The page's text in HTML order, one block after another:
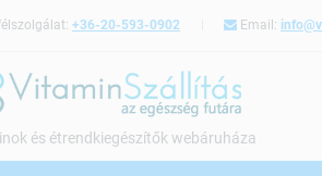
+36-20-593-0902 Email:
és étrendkiegészítők webáruháza